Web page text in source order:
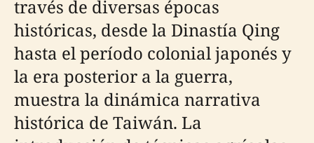
través de diversas épocas
históricas, desde la Dinastía Qing
hasta el período colonial japonés y
la era posterior a la guerra,
muestra la dinámica narrativa
histórica de Taiwán. La